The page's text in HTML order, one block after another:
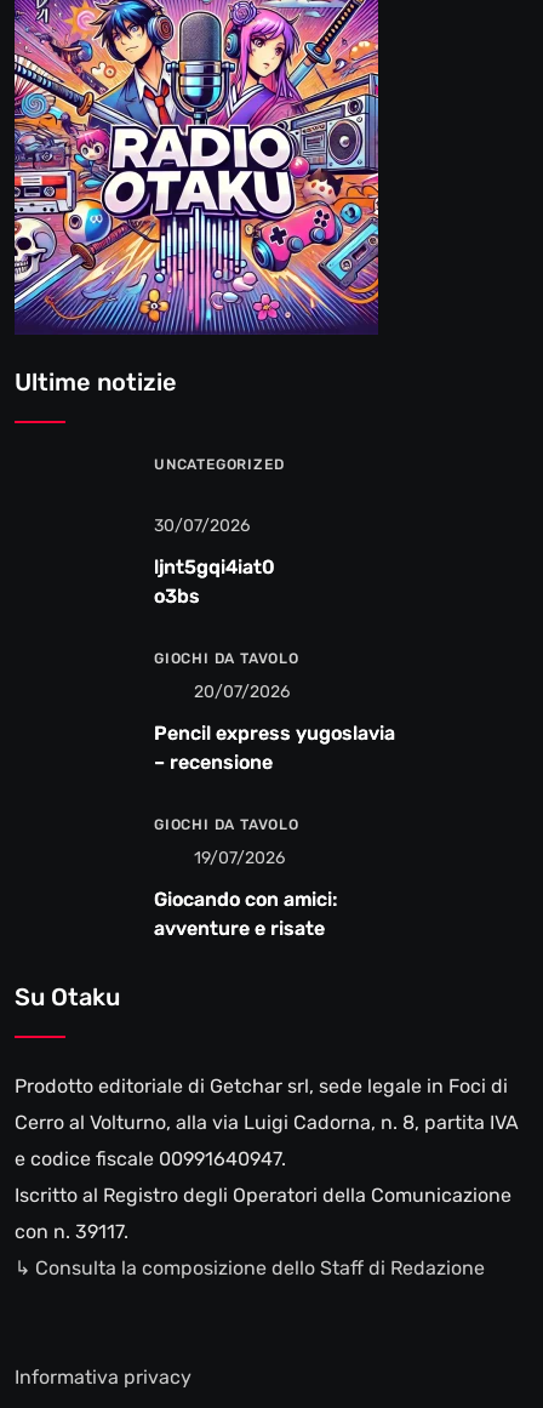
Ultime notizie
UNCATEGORIZED
30/07/2026
ljnt5gqi4iat0
o3bs
GIOCHI DA TAVOLO
20/07/2026
Pencil express yugoslavia
– recensione
GIOCHI DA TAVOLO
19/07/2026
Giocando con amici:
avventure e risate
Su Otaku
Prodotto editoriale di Getchar srl, sede legale in Foci di
Cerro al Volturno, alla via Luigi Cadorna, n. 8, partita IVA
e codice fiscale 00991640947.
Iscritto al Registro degli Operatori della Comunicazione
con n. 39117.
↳ Consulta la composizione dello Staff di Redazione
Informativa privacy